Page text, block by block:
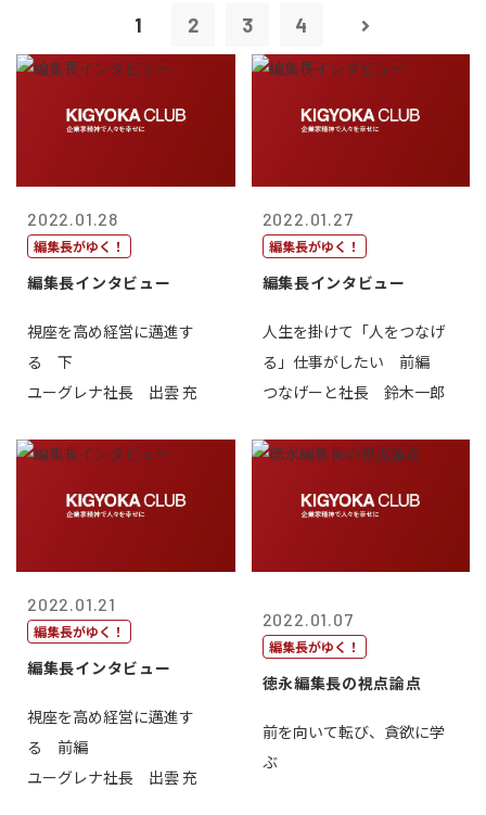
1 2 3 4
2022.01.28
編集長がゆく！
編集長インタビュー
視座を高め経営に邁進す
る 下
ユーグレナ社長 出雲 充
2022.01.27
編集長がゆく！
編集長インタビュー
人生を掛けて「人をつなげ
る」仕事がしたい 前編
つなげーと社長 鈴木一郎
2022.01.21
編集長がゆく！
編集長インタビュー
視座を高め経営に邁進す
る 前編
ユーグレナ社長 出雲 充
2022.01.07
編集長がゆく！
徳永編集長の視点論点
前を向いて転び、貪欲に学
ぶ